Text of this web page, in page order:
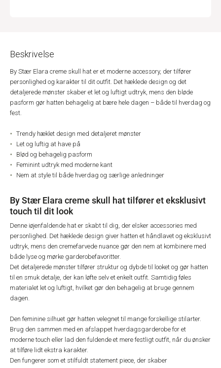
Beskrivelse
By Stær Elara creme skull hat er et moderne accessory, der tilfører
personlighed og karakter til dit outfit. Det hæklede design og det
detaljerede mønster skaber et let og luftigt udtryk, mens den bløde
pasform gør hatten behagelig at bære hele dagen – både til hverdag og
fest.
Trendy hæklet design med detaljeret mønster
Let og luftig at have på
Blød og behagelig pasform
Feminint udtryk med moderne kant
Nem at style til både hverdag og særlige anledninger
By Stær Elara creme skull hat tilfører et eksklusivt
touch til dit look
Denne iøjenfaldende hat er skabt til dig, der elsker accessories med
personlighed. Det hæklede design giver hatten et håndlavet og eksklusivt
udtryk, mens den cremefarvede nuance gør den nem at kombinere med
både lyse og mørke garderobefavoritter.
Det detaljerede mønster tilfører struktur og dybde til looket og gør hatten
til en smuk detalje, der kan løfte selv et enkelt outfit. Samtidig føles
materialet let og luftigt, hvilket gør den behagelig at bruge gennem
dagen.
Den feminine silhuet gør hatten velegnet til mange forskellige stilarter.
Brug den sammen med en afslappet hverdagsgarderobe for et
moderne touch eller lad den fuldende et mere festligt outfit, når du ønsker
at tilføre lidt ekstra karakter.
Den fungerer som et stilfuldt statement piece, der skaber